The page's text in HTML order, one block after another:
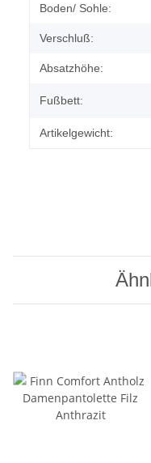
Boden/ Sohle:
Verschluß:
Absatzhöhe:
Fußbett:
Artikelgewicht: